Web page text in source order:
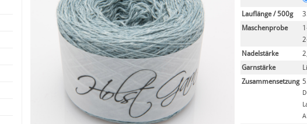
Lauflänge / 500g
Maschenprobe
Nadelstärke
Garnstärke
Zusammensetzung